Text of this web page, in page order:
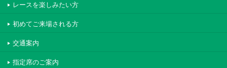
レースを楽しみたい方
初めてご来場される方
交通案内
指定席のご案内